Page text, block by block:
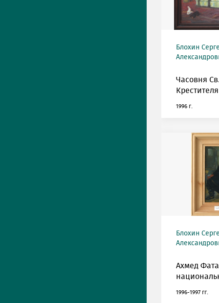
Блохин
Часовня
1996 г.
Блохин
Ахмед
1996-1997 гг.